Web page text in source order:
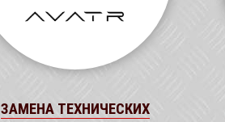
ЗАМЕНА ТЕХНИЧЕСКИХ